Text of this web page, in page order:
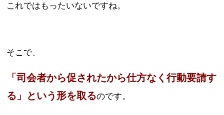
これではもったいないですね。
そこで、
「司会者から促されたから仕方なく行動要請す
る」という形を取るのです。